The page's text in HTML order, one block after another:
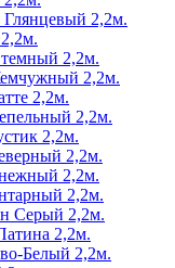
2,2м.
2,2м.
2,2м.
2,2м.
2,2м.
2,2м.
2,2м.
2,2м.
2,2м.
Серый 2,2м.
2,2м.
Белый 2,2м.